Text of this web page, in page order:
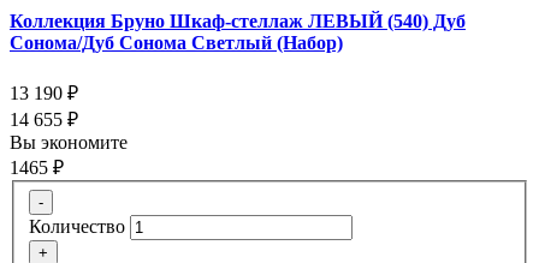
Коллекция Бруно Шкаф-стеллаж ЛЕВЫЙ (540) Дуб
Сонома/Дуб Сонома Светлый (Набор)
13 190 ₽
14 655 ₽
Вы экономите
1465 ₽
-
Количество
+